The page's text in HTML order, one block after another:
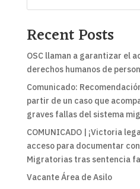
Recent Posts
OSC llaman a garantizar el
derechos humanos de
Comunicado:
partir de un caso que
graves fallas del sistema
COMUNICADO | ¡Victoria
acceso para documentar
Migratorias tras sentencia
Vacante Área de Asilo